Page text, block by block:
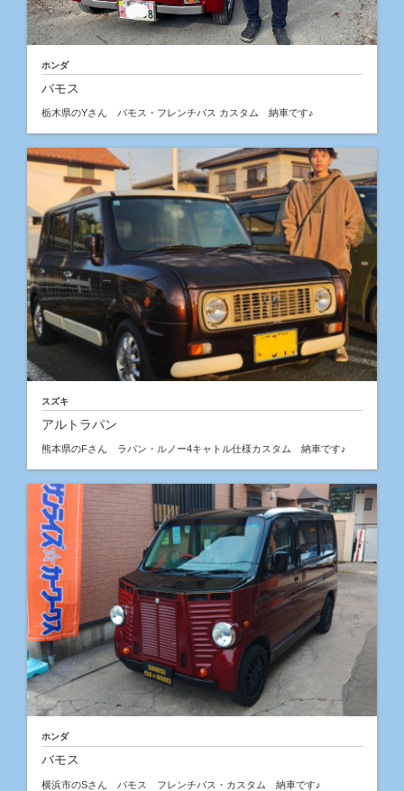
ホンダ
バモス
栃木県のYさん バモス・フレンチバス カスタム 納車です♪
スズキ
アルトラパン
熊本県のFさん ラパン・ルノー4キャトル仕様カスタム 納車です♪
ホンダ
バモス
横浜市のSさん バモス フレンチバス・カスタム 納車です♪